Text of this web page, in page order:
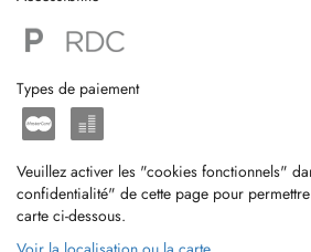
Types de paiement
Veuillez activer les "cookies fonctionnels"
confidentialité" de cette page pour
carte ci-dessous.